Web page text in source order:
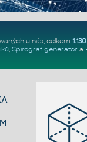
u nás, celkem
, Spirograf generátor a